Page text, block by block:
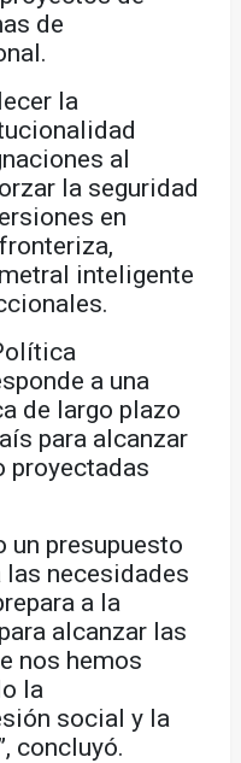
de
la
al
la seguridad
en
inteligente
a una
de largo plazo
para alcanzar
proyectadas
un presupuesto
las necesidades
a la
alcanzar las
nos hemos
la
social y la
concluyó.